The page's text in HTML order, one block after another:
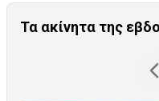
Τα ακίνητα της